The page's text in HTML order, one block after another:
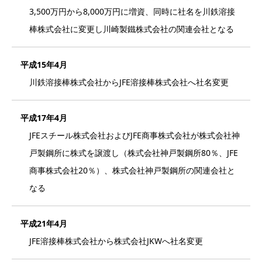
3,500万円から8,000万円に増資、同時に社名を川鉄溶接
棒株式会社に変更し川崎製鐵株式会社の関連会社となる
平成15年4月
川鉄溶接棒株式会社からJFE溶接棒株式会社へ社名変更
平成17年4月
JFEスチール株式会社およびJFE商事株式会社が株式会社神
戸製鋼所に株式を譲渡し（株式会社神戸製鋼所80％、JFE
商事株式会社20％）、株式会社神戸製鋼所の関連会社と
なる
平成21年4月
JFE溶接棒株式会社から株式会社JKWへ社名変更